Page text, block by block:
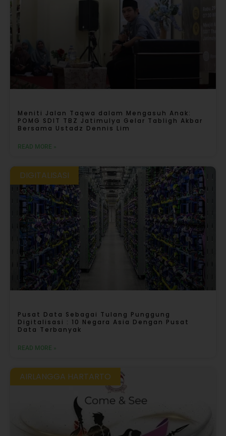
Meniti Jalan Taqwa dalam Mengasuh Anak:
POMG SDIT TBZ Jatimulya Gelar Tabligh Akbar
Bersama Ustadz Dennis Lim
READ MORE »
DIGITALISASI
Pusat Data Sebagai Tulang Punggung
Digitalisasi : 10 Negara Asia Dengan Pusat
Data Terbanyak
READ MORE »
AIRLANGGA HARTARTO